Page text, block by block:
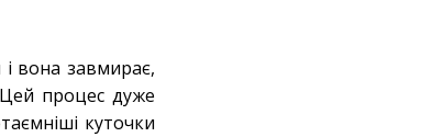
вона завмирає,
Цей процес дуже
куточки